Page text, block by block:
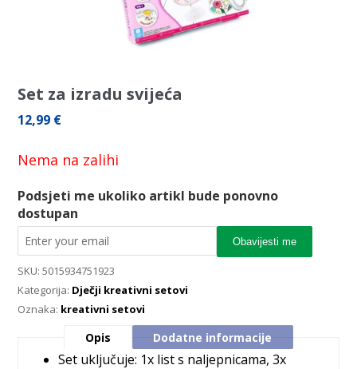
Set za izradu svijeća
12,99 €
Nema na zalihi
Podsjeti me ukoliko artikl bude ponovno
dostupan
Obavijesti me
SKU:5015934751923
Kategorija: Dječji kreativni setovi
Oznaka: kreativni setovi
Opis Dodatne informacije
Set uključuje: 1x list s naljepnicama, 3x